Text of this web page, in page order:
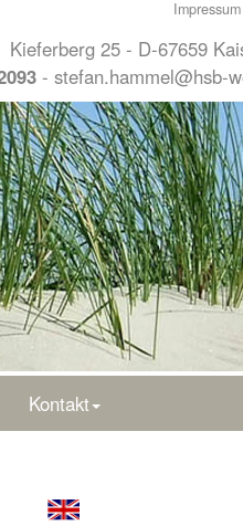
Impressum
Kieferberg 25 - D-67659
- stefan.hammel@hsb-
Kontakt